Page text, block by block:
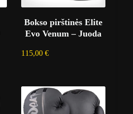
Bokso pirštinės Elite
Evo Venum – Juoda
115,00 €